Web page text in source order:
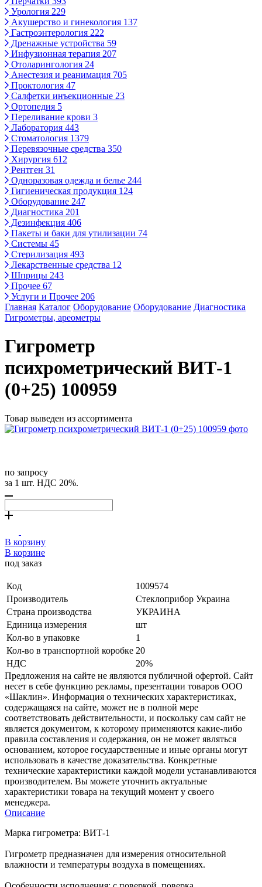
Урология 229
Акушерство и гинекология 137
Гастроэнтерология 222
Дренажные устройства 59
Инфузионная терапия 207
Отоларингология 24
Анестезия и реанимация 705
Проктология 47
Салфетки инъекционные 23
Ортопедия 5
Переливание крови 3
Лаборатория 443
Стоматология 1379
Перевязочные средства 350
Хирургия 612
Рентген 31
Одноразовая одежда и белье 244
Гигиеническая продукция 124
Оборудование 247
Диагностика 201
Дезинфекция 406
Пакеты и баки для утилизации 74
Системы 45
Стерилизация 493
Лекарственные средства 12
Шприцы 243
Прочее 67
Услуги и Прочее 206
Главная Каталог Оборудование Оборудование Диагностика
Гигрометры, ареометры
Гигрометр
психрометрический ВИТ-1
(0+25) 100959
Товар выведен из ассортимента
по запросу
за 1 шт. НДС 20%.
В корзину
В корзине
под заказ
Код
1009574
Производитель
Стеклоприбор Украина
Страна производства
УКРАИНА
Единица измерения
шт
Кол-во в упаковке
1
Кол-во в транспортной коробке 20
НДС
20%
Предложения на сайте не являются публичной офертой. Сайт
несет в себе функцию рекламы, презентации товаров ООО
«Шаклин». Информация о технических характеристиках,
содержащаяся на сайте, может не в полной мере
соответствовать действительности, и поскольку сам сайт не
является документом, к которому применяются какие-либо
правила составления и содержания, он не может являться
основанием, которое государственные и иные органы могут
использовать в качестве доказательства. Конкретные
технические характеристики каждой модели устанавливаются
производителем. Вы можете уточнить актуальные
характеристики товара на текущий момент у своего
менеджера.
Описание
Марка гигрометра: ВИТ-1
Гигрометр предназначен для измерения относительной
влажности и температуры воздуха в помещениях.